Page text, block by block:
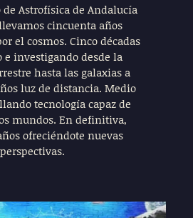
Astrofísica de Andalucía
cincuenta años
el cosmos. Cinco décadas
e investigando desde la
hasta las galaxias a
luz de distancia. Medio
tecnología capaz de
mundos. En definitiva,
ofreciéndote nuevas
perspectivas.